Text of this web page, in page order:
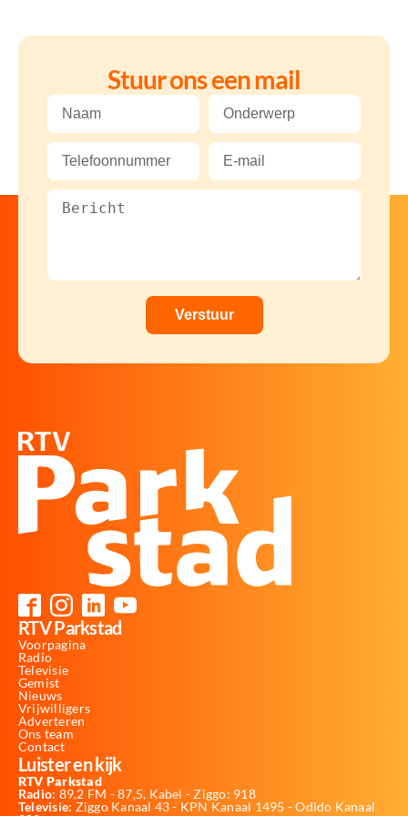
Stuur ons een mail
RTV Parkstad
Voorpagina
Radio
Televisie
Gemist
Nieuws
Vrijwilligers
Adverteren
Ons team
Contact
Luister en kijk
RTV Parkstad
Radio: 89,2 FM - 87,5, Kabel - Ziggo: 918
Televisie: Ziggo Kanaal 43 - KPN Kanaal 1495 - Odido Kanaal